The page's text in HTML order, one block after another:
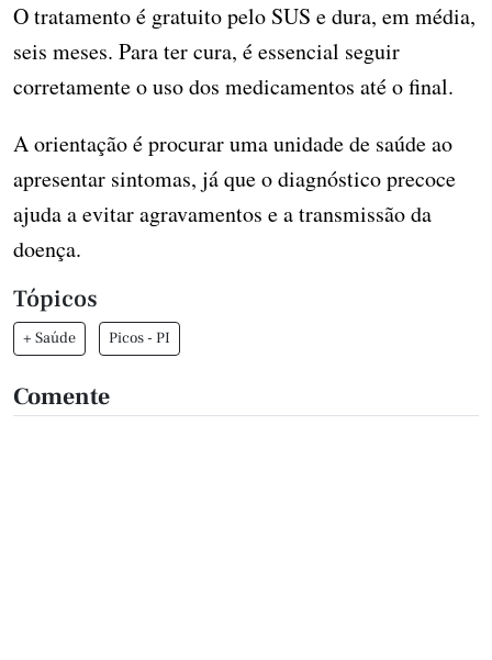
O tratamento é gratuito pelo SUS e dura, em média,
seis meses. Para ter cura, é essencial seguir
corretamente o uso dos medicamentos até o final.
A orientação é procurar uma unidade de saúde ao
apresentar sintomas, já que o diagnóstico precoce
ajuda a evitar agravamentos e a transmissão da
doença.
Tópicos
+ Saúde Picos - PI
Comente